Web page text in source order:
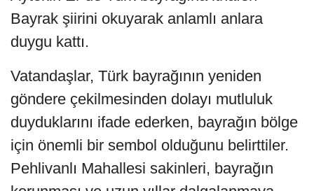
Bayrak şiirini okuyarak anlamlı anlara
duygu kattı.
Vatandaşlar, Türk bayrağının yeniden
göndere çekilmesinden dolayı mutluluk
duyduklarını ifade ederken, bayrağın bölge
için önemli bir sembol olduğunu belirttiler.
Pehlivanlı Mahallesi sakinleri, bayrağın